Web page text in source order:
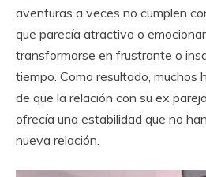
aventuras a veces no cumplen
que parecía atractivo o
transformarse en frustrante o
tiempo. Como resultado, muchos
de que la relación con su ex
ofrecía una estabilidad que no
nueva relación.